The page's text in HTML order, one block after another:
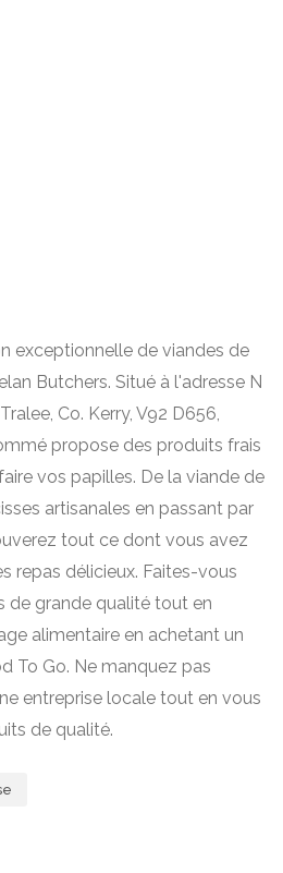
exceptionnelle de viandes de
Butchers. Situé à l'adresse N
Co. Kerry, V92 D656,
propose des produits frais
vos papilles. De la viande de
artisanales en passant par
tout ce dont vous avez
repas délicieux. Faites-vous
de grande qualité tout en
alimentaire en achetant un
To Go. Ne manquez pas
entreprise locale tout en vous
de qualité.